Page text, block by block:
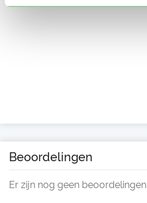
Beoordelingen
Er zijn nog geen beoordelingen